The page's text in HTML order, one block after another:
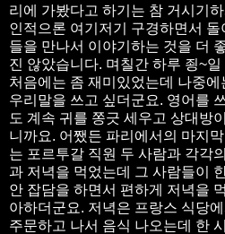
리에 가봤다고 하기는 참 거시기
인적으론 여기저기 구경하면서
들을 만나서 이야기하는 것을 더
진 않았습니다. 며칠간 하루 죙~
처음에는 좀 재미있었는데 나중에
우리말을 쓰고 싶더군요. 영어를
도 계속 귀를 쫑긋 세우고 상대방
니까요. 어쨌든 파리에서의 마지
는 포르투갈 직원 두 사람과 각각
과 저녁을 먹었는데 그 사람들이
안 잡담을 하면서 편하게 저녁을
아하더군요. 저녁은 프랑스 식당
주문하고 나서 음식 나오는데 한